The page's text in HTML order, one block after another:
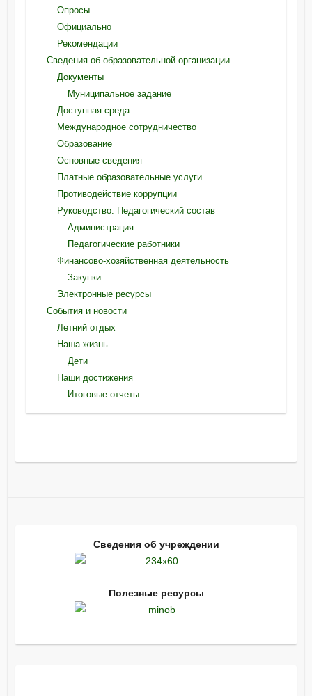
Опросы
Официально
Рекомендации
Сведения об образовательной организации
Документы
Муниципальное задание
Доступная среда
Международное сотрудничество
Образование
Основные сведения
Платные образовательные услуги
Противодействие коррупции
Руководство. Педагогический состав
Администрация
Педагогические работники
Финансово-хозяйственная деятельность
Закупки
Электронные ресурсы
События и новости
Летний отдых
Наша жизнь
Дети
Наши достижения
Итоговые отчеты
Сведения об учреждении
Полезные ресурсы